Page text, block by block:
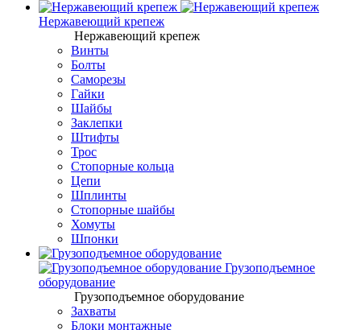
Нержавеющий крепеж
Нержавеющий крепеж
Винты
Болты
Саморезы
Гайки
Шайбы
Заклепки
Штифты
Трос
Стопорные кольца
Цепи
Шплинты
Стопорные шайбы
Хомуты
Шпонки
Грузоподъемное
оборудование
Грузоподъемное оборудование
Захваты
Блоки монтажные